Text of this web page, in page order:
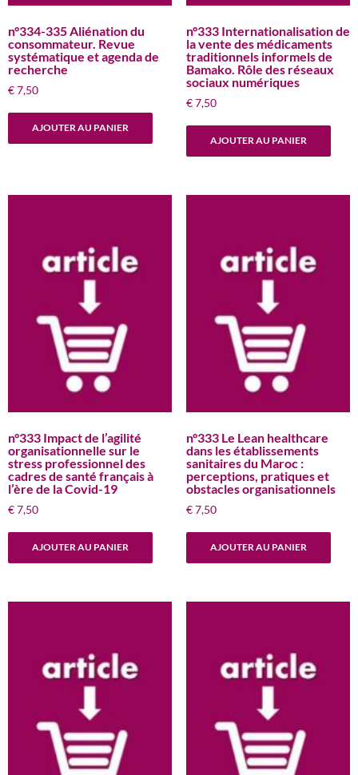
n°334-335 Aliénation du
consommateur. Revue
systématique et agenda de
recherche
€7,50
AJOUTER AU PANIER
n°333 Internationalisation de
la vente des médicaments
traditionnels informels de
Bamako. Rôle des réseaux
sociaux numériques
€7,50
AJOUTER AU PANIER
n°333 Impact de l’agilité
organisationnelle sur le
stress professionnel des
cadres de santé français à
l’ère de la Covid-19
€7,50
AJOUTER AU PANIER
n°333 Le Lean healthcare
dans les établissements
sanitaires du Maroc :
perceptions, pratiques et
obstacles organisationnels
€7,50
AJOUTER AU PANIER